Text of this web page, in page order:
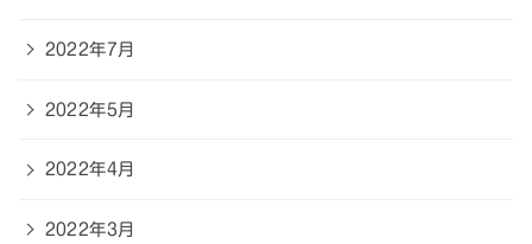
2022年7月
2022年5月
2022年4月
2022年3月